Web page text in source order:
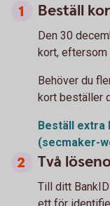
Beställ
Den 30
kort, eftersom
Behöver du
kort beställer
Beställ extra
(secmaker-
Två
Till ditt